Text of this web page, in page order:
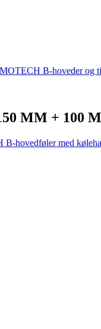
B-hoveder og
MM + 100
hovedføler med